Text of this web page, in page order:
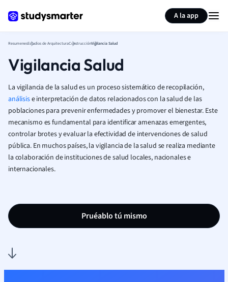
A la app
ResumenesEstudios de ArquitecturaConstrucciónVigilancia Salud
Vigilancia Salud
La vigilancia de la salud es un proceso sistemático de recopilación,
análisise interpretación de datos relacionados con la salud de las
poblaciones para prevenir enfermedades y promover el bienestar. Este
mecanismo es fundamental para identificar amenazas emergentes,
controlar brotes y evaluar la efectividad de intervenciones de salud
pública. En muchos países, la vigilancia de la salud se realiza mediante
la colaboración de instituciones de salud locales, nacionales e
internacionales.
Pruéablo tú mismo
Resumir página